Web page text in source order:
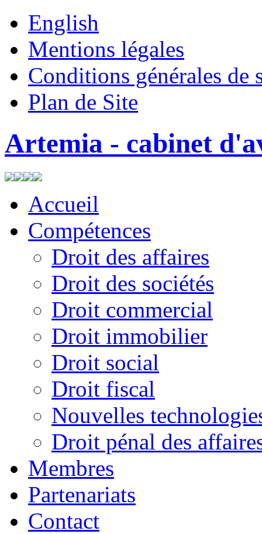
English
Mentions légales
Conditions générales de
Plan de Site
Artemia - cabinet
Accueil
Compétences
Droit des affaires
Droit des sociétés
Droit commercial
Droit immobilier
Droit social
Droit fiscal
Nouvelles
Droit pénal des
Membres
Partenariats
Contact